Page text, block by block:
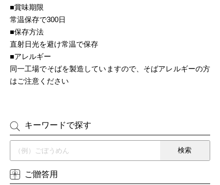
■賞味期限
常温保存で300日
■保存方法
直射日光を避け常温で保存
■アレルギー
同一工場でそばを製造していますので、そばアレルギーの方
はご注意ください
キーワードで探す
ご贈答用